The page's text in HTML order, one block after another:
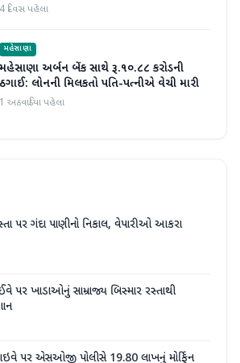
4 દિવસ પહેલા
મહેસાણા
મહેસાણા અર્બન બેંક સાથે રૂ.૧૦.૮૮ કરોડની
ઠગાઈ: લોનની મિલકતો પતિ-પત્નીએ વેચી મારી
1 અઠવાડિયા પહેલા
પર ગંદા પાણીનો નિકાલ, વેપારીઓ આકરા
પર ખાડાઓનું સામ્રાજ્ય બિસ્માર રસ્તાથી
પર એસઓજી પોલીસે 19.80 લાખનું મોર્ફિન